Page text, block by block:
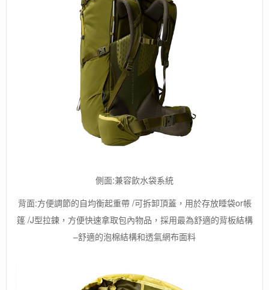
側面:兼容飲水袋系統
背面:方便調節的自均衡起重帶 /可拆卸頂蓋，用於存放睡袋or帳
篷 /J型拉鍊，方便快速拿取包內物品，採用最為舒適的背板結構
–舒適的泡棉結構和透氣網布面料